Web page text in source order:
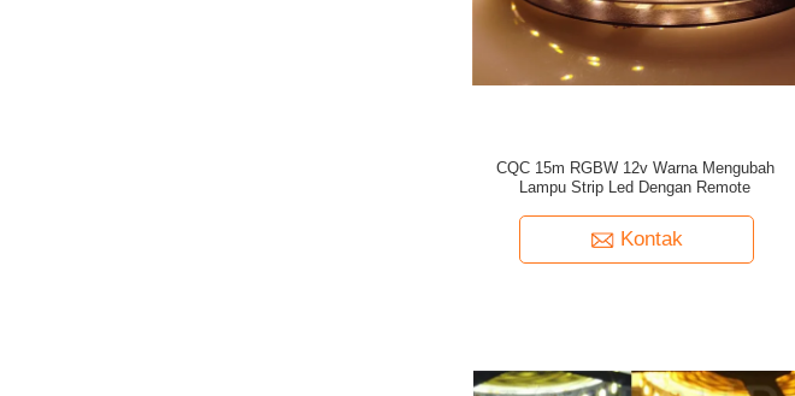
CQC 15m RGBW 12v Warna Mengubah
Lampu Strip Led Dengan Remote
Kontak